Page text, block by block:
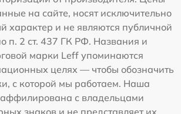
на сайте, носят исключительно
характер и не являются публичной
п. 2 ст. 437 ГК РФ. Названия и
марки Leff упоминаются
целях — чтобы обозначить
с которой мы работаем. Наша
с владельцами
знаков и не представляет их